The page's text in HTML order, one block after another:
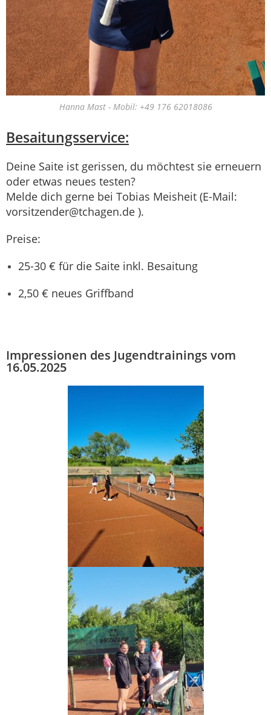
Hanna Mast - Mobil: +49 176 62018086
Besaitungsservice:
Deine Saite ist gerissen, du möchtest sie erneuern
oder etwas neues testen?
Melde dich gerne bei Tobias Meisheit (E-Mail:
vorsitzender@tchagen.de ).
Preise:
25-30 € für die Saite inkl. Besaitung
2,50 € neues Griffband
Impressionen des Jugendtrainings vom
16.05.2025